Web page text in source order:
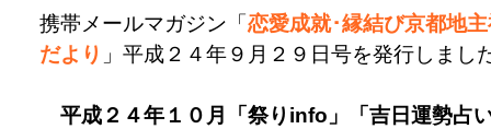
携帯メールマガジン「恋愛成就･縁結び京都地
だより 」平成２４年９月２９日号を発行しまし
平成２４年１０月「祭りinfo」「吉日運勢占